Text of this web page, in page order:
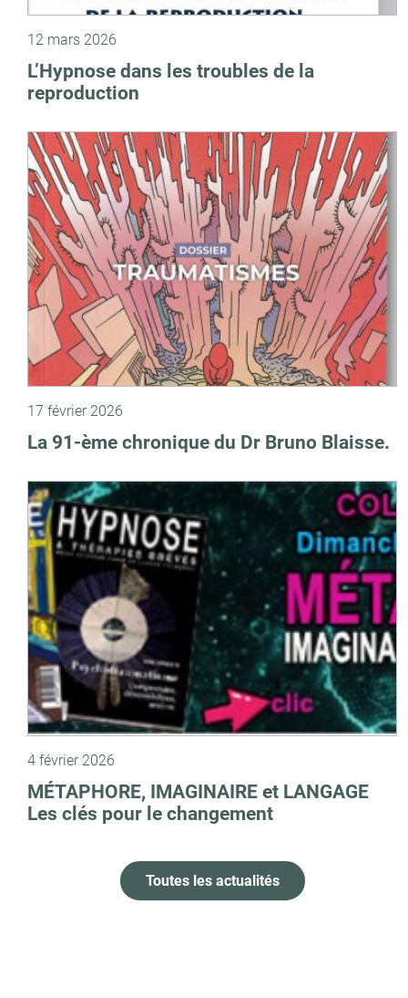
12 mars 2026
L’Hypnose dans les troubles de la
reproduction
17 février 2026
La 91-ème chronique du Dr Bruno Blaisse.
4 février 2026
MÉTAPHORE, IMAGINAIRE et LANGAGE
Les clés pour le changement
Toutes les actualités